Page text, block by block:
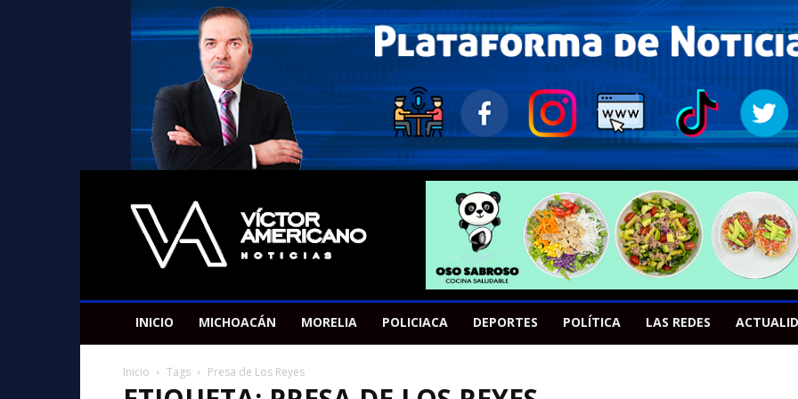
Americano
Victor
INICIO MICHOACÁN MORELIA POLICIACA DEPORTES POLÍTICA LAS REDES
Inicio Tags Presa de Los Reyes